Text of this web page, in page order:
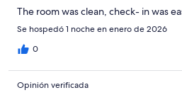
The room was clean, check- in was
Se hospedó 1 noche en enero de 2026
0
Opinión verificada